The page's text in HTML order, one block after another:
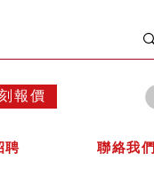
報價
聘 聯絡我們